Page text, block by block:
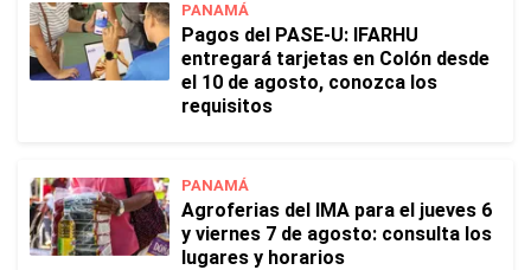
PANAMÁ
Pagos del PASE-U: IFARHU
entregará tarjetas en Colón desde
el 10 de agosto, conozca los
requisitos
PANAMÁ
Agroferias del IMA para el jueves 6
y viernes 7 de agosto: consulta los
lugares y horarios